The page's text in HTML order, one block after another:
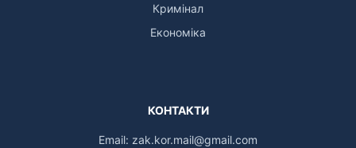
Кримінал
Економіка
КОНТАКТИ
Email: zak.kor.mail@gmail.com